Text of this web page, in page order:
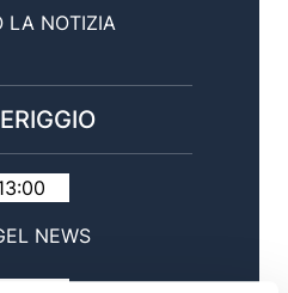
LA NOTIZIA
NEWS